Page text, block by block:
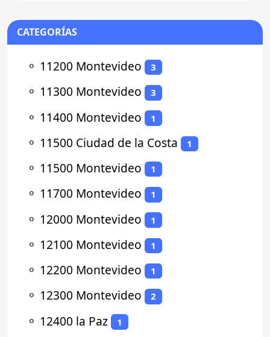
CATEGORÍAS
⚬ 11200 Montevideo 3
⚬ 11300 Montevideo 3
⚬ 11400 Montevideo 1
⚬ 11500 Ciudad de la Costa 1
⚬ 11500 Montevideo 1
⚬ 11700 Montevideo 1
⚬ 12000 Montevideo 1
⚬ 12100 Montevideo 1
⚬ 12200 Montevideo 1
⚬ 12300 Montevideo 2
⚬ 12400 la Paz 1